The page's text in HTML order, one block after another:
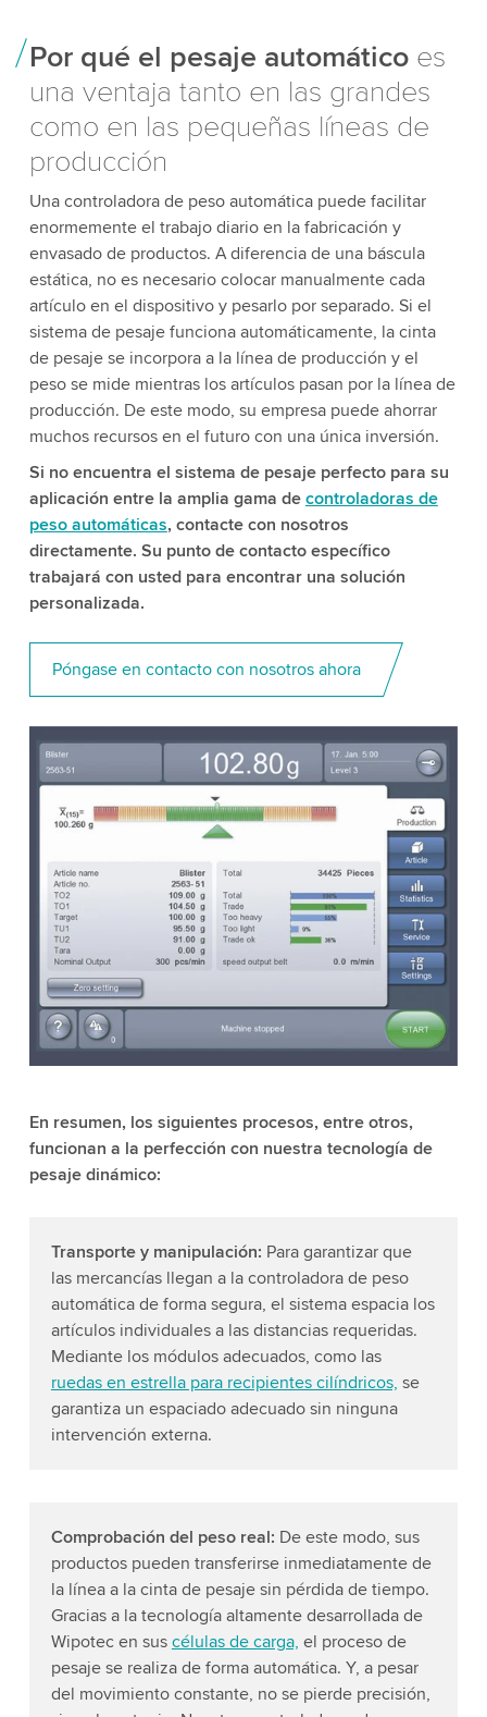
Por qué el pesaje automáticoes
una ventaja tanto en las grandes
como en las pequeñas líneas de
producción
Una controladora de peso automática puede facilitar
enormemente el trabajo diario en la fabricación y
envasado de productos. A diferencia de una báscula
estática, no es necesario colocar manualmente cada
artículo en el dispositivo y pesarlo por separado. Si el
sistema de pesaje funciona automáticamente, la cinta
de pesaje se incorpora a la línea de producción y el
peso se mide mientras los artículos pasan por la línea de
producción. De este modo, su empresa puede ahorrar
muchos recursos en el futuro con una única inversión.
Si no encuentra el sistema de pesaje perfecto para su
aplicación entre la amplia gama de controladoras de
peso automáticas, contacte con nosotros
directamente. Su punto de contacto específico
trabajará con usted para encontrar una solución
personalizada.
Póngase en contacto con nosotros ahora
En resumen, los siguientes procesos, entre otros,
funcionan a la perfección con nuestra tecnología de
pesaje dinámico:
Transporte y manipulación: Para garantizar que
las mercancías llegan a la controladora de peso
automática de forma segura, el sistema espacia los
artículos individuales a las distancias requeridas.
Mediante los módulos adecuados, como las
ruedas en estrella para recipientes cilíndricos, se
garantiza un espaciado adecuado sin ninguna
intervención externa.
Comprobación del peso real: De este modo, sus
productos pueden transferirse inmediatamente de
la línea a la cinta de pesaje sin pérdida de tiempo.
Gracias a la tecnología altamente desarrollada de
Wipotec en sus células de carga, el proceso de
pesaje se realiza de forma automática. Y, a pesar
del movimiento constante, no se pierde precisión,